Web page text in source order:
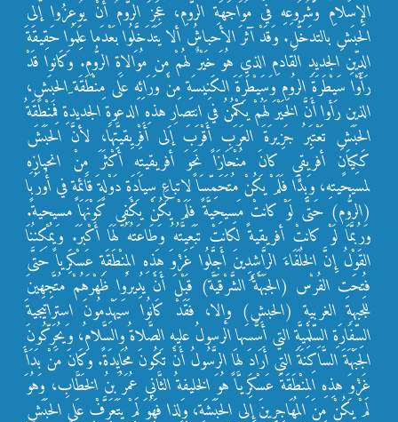
الإِسلامِ وَشُرُوعِهِ في مُوَاجَهَةِ الرُّومِ، عَجِزَ الرُّومُ أَنْ يُوعِزُوا إلى
الحبَشِ بالتدَخُّلِ. وَقَدْ آثرَ الأحباشُ ألا يَتَدَخَّلُوا بَعْدَما عَلِمُوا حَقِيقَةَ
الدِّينِ الجديدِ القادمِ الذي هُوَ خَيْرٌ لهُمْ مِن مُوَالاةِ الرُّومِ. وَكَانوا قَدْ
رَأَوْا سَيْطَرَةَ الرُومِ وَسَيْطَرَةَ الكَنِيسَةِ مِنْ وَرَائِهِ عَلى مِنْطَقَة ِالحبَشِ،
الذين رَأوا أَنَّ الخَيْرَ لَهُمْ يَكْمُنُ في انتصارِ هذهِ الدعوةِ الجديدةِ فَمِنْطَقَةُ
الحَبَشِ تَعْتَبِرُ جَزِيرَةَ العَرَبِ أَقْرَبَ إَلى أَفْرِيِقيَّتِهَا، لأنَّ الحَبَشَ
كَكِيَانٍ أفريقيٍ كانَ مُنْحَازَاً نَحوَ أفريقيتهِ أَكْثَرَ مِنْ انحيازِهِ
لمسيحيتهِ، وَبِذَا فَلَمْ يَكُنْ مُتَحَمِّسَاً لاتباعِ سِيَادَةِ دَوْلةٍَ قَائمةٍ في أُورُبا
(الرُّوم) حَتَّى لَوْ كانتْ مَسِيحِيَّةً فَلَمْ يَكُنْ يَكْفِي كَوْنَهَا مسيحيةً.
وَرُبَّمَا لَوْ كانتْ أفريقيةً لكانتْ تَبَعِيَّتُهُ وَطَاعَتُهُ لَهَا أَكْبَرَ. وَيُمْكِنُنَا
القَوْلُ إِنَّ الخُلَفَاءَ الرَّاشِدِينَ أَجَّلُوا غَزْوَ هَذِهِ المِنْطَقَةِ عَسْكَرِياً حَتَّى
فُتِحَتِ الفُرْس (الجَبَهْةَ ُالشَّرْقَيَّة) قَبْلَ أَنْ يُدِيرُوا ظَهْرَهُمْ مُتَّجِهِينَ
للجبهةِ الغربيةِ (الحبش) وإلا، فَقَدْ كَانُوا سَيَهْدِمُونَ استراتيجيةَ
السِّفَارَةِ السِّلْمِيَّةِ التي أَسَّسَها الرسولُ عليهِ الصَّلاةُ والسَّلامُ، وَيُحَرِّكُونَ
الجَبْهَةَ السَّاكِنَةَ التي أَرَادَ لهَا الرَّسُولُ أَنْ تَكُونَ مُحَايِدَةً. وَكَانَ مَنْ بَدَأَ
غَزْوَ هذِهِ المِنْطَقَةَ عَسْكَرِيَّاً هُوَ الخليفةُ الثَّاني عُمَرُ بنُ الخَطَّابِ، وَهُوَ
لَمْ يَكُنْ مِنَ المُهَاجِرِينَ إِلى الحَبَشَةِ، وَلِذا فَهُوَ لَمْ يَتَعَرَّفْ عَلى الحَبَشِ